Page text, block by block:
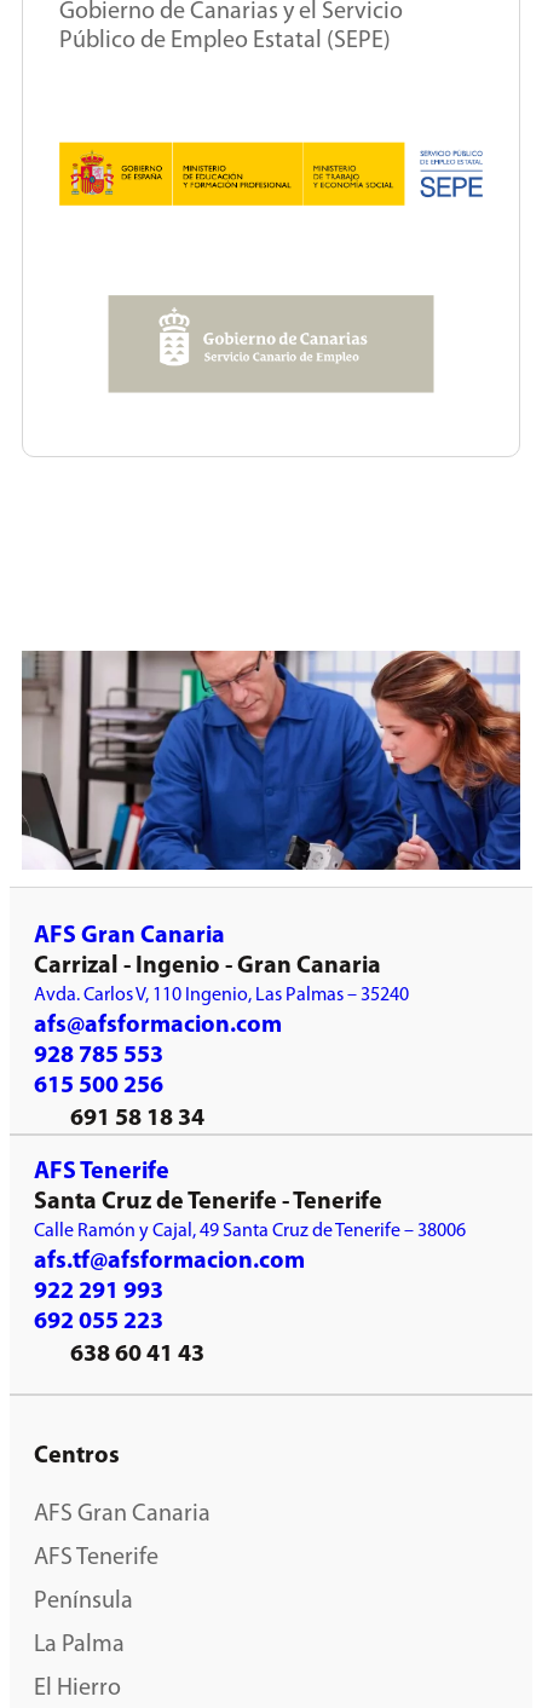
Gobierno de Canarias y el Servicio
Público de Empleo Estatal (SEPE)
AFS Gran Canaria
Carrizal - Ingenio - Gran Canaria
Avda. Carlos V, 110 Ingenio, Las Palmas – 35240
afs@afsformacion.com
928 785 553
615 500 256
691 58 18 34
AFS Tenerife
Santa Cruz de Tenerife - Tenerife
Calle Ramón y Cajal, 49 Santa Cruz de Tenerife – 38006
afs.tf@afsformacion.com
922 291 993
692 055 223
638 60 41 43
Centros
AFS Gran Canaria
AFS Tenerife
Península
La Palma
El Hierro